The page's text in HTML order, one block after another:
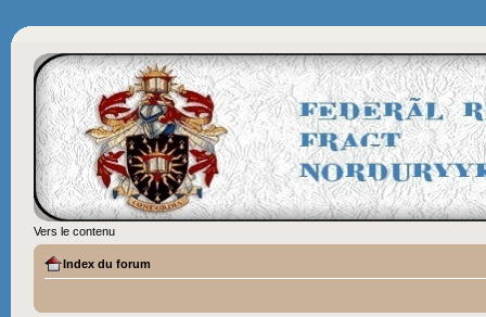
Vers le contenu
Index du forum